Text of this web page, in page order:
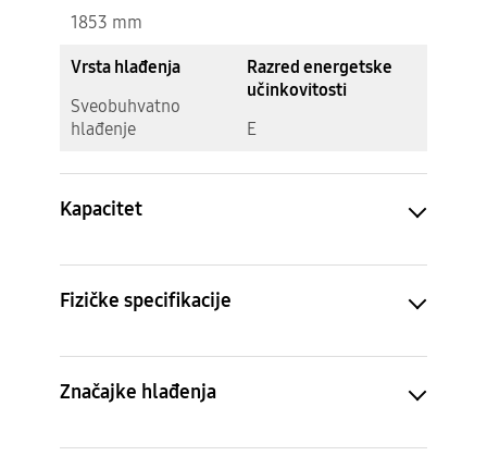
1853 mm
Vrsta hlađenja
Sveobuhvatno
hlađenje
Razred energetske
učinkovitosti
E
Kapacitet
Fizičke specifikacije
Značajke hlađenja